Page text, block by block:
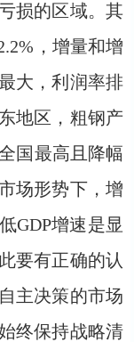
损的区域。其
，增量和增
大，利润率排
地区，粗钢产
国最高且降幅
场形势下，增
GDP增速是显
要有正确的认
主决策的市场
终保持战略清